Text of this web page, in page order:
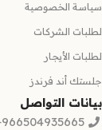
سياسة الخصوصية
لطلبات الشركات
لطلبات الأيجار
جلستك أند فرندز
بيانات التواصل
966504935665+